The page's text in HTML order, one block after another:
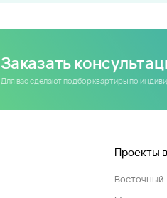
Заказать
Для вас сделают подбор квартиры по
Проекты
Восточный